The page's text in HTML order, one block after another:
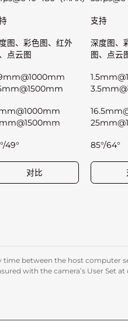
支持
图、彩色图、红外
点云图
深度图、
图、点云
49° 85°/64°
对比
time between the host
with the camera’s User Set